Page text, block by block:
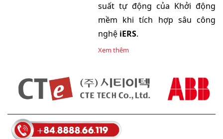
suất tự động của Khởi động
mềm khi tích hợp sâu công
nghệ iERS.
Xem thêm